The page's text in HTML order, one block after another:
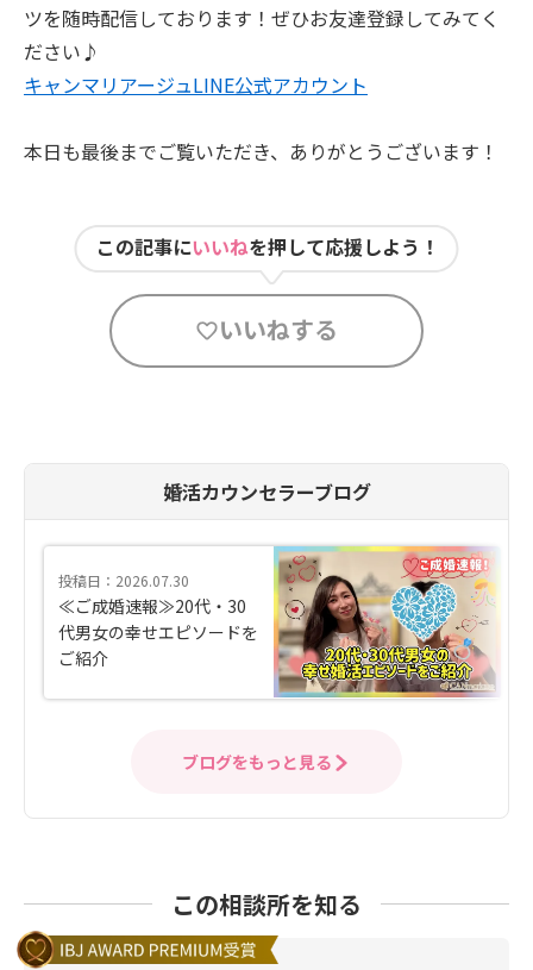
ツを随時配信しております！ぜひお友達登録してみてく
ださい♪
キャンマリアージュLINE公式アカウント
本日も最後までご覧いただき、ありがとうございます！
この記事にいいねを押して応援しよう！
いいねする
婚活カウンセラーブログ
投稿日：2026.07.30
≪ご成婚速報≫20代・30
代男女の幸せエピソードを
ご紹介
ブログをもっと見る
この相談所を知る